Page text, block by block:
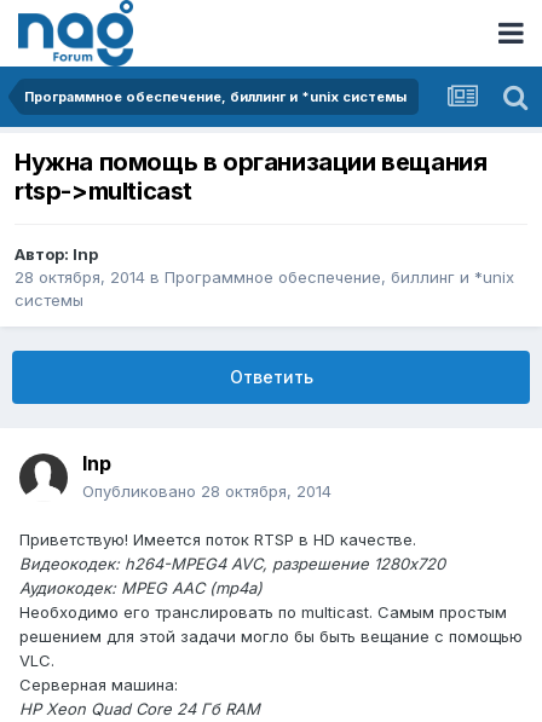
Программное обеспечение, биллинг и *unix системы
Нужна помощь в организации вещания
rtsp->multicast
Автор: Inp
28 октября, 2014 в Программное обеспечение, биллинг и *unix
системы
Ответить
Inp
Опубликовано 28 октября, 2014
Приветствую! Имеется поток RTSP в HD качестве.
Видеокодек: h264-MPEG4 AVC, разрешение 1280x720
Аудиокодек: MPEG AAC (mp4a)
Необходимо его транслировать по multicast. Самым простым
решением для этой задачи могло бы быть вещание с помощью
VLC.
Серверная машина:
HP Xeon Quad Core 24 Гб RAM